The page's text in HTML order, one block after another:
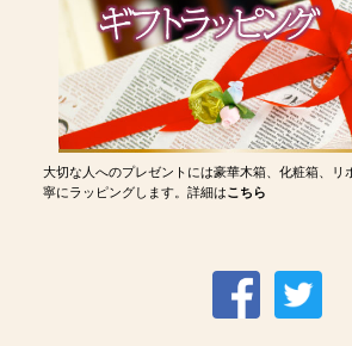
大切な人へのプレゼントには豪華木箱、化粧箱、リ
寧にラッピングします。詳細はこちら